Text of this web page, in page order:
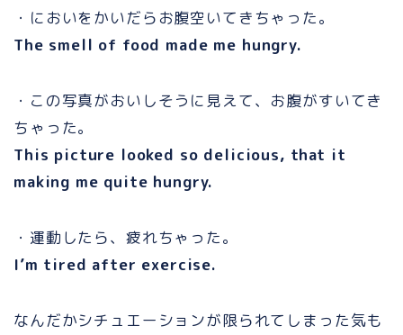
・においをかいだらお腹空いてきちゃった。
The smell of food made me hungry.
・この写真がおいしそうに見えて、お腹がすいてき
ちゃった。
This picture looked so delicious, that it
making me quite hungry.
・運動したら、疲れちゃった。
I’m tired after exercise.
なんだかシチュエーションが限られてしまった気も